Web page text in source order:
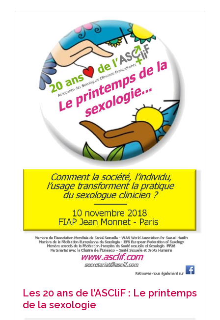
Les 20 ans de l’ASCliF : Le printemps
de la sexologie